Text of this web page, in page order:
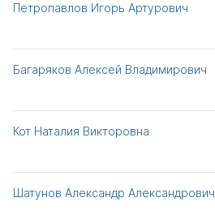
Петропавлов Игорь Артурович
Багаряков Алексей Владимирович
Кот Наталия Викторовна
Шатунов Александр Александрович